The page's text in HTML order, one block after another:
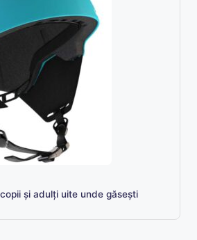
și adulți uite unde găsești